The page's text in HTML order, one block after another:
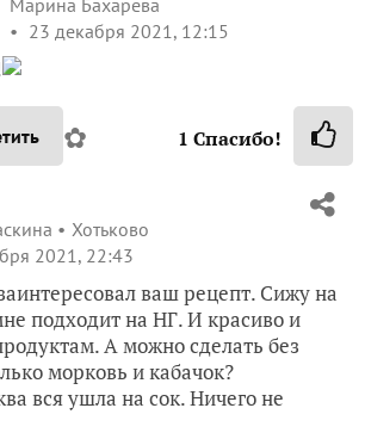
23 декабря 2021, 12:15
✿ 1 Спасибо!
Хотьково
2021, 22:43
ваш рецепт. Сижу на
подходит на НГ. И красиво и
А можно сделать без
морковь и кабачок?
вся ушла на сок. Ничего не